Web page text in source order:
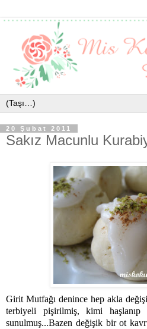
20 Şubat 2011
Sakız Macunlu
Girit Mutfağı denince hep akla
terbiyeli pişirilmiş, kimi
sunulmuş...Bazen değişik bir ot